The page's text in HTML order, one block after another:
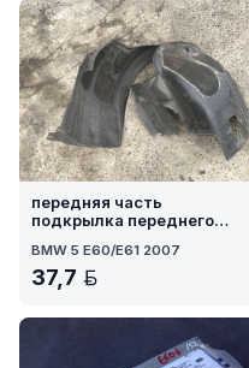
передняя часть
подкрылка переднего
BMW 5 E60/E61 2007
37,7